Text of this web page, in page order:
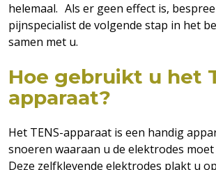
helemaal. Als er geen effect is,
pijnspecialist de volgende stap in het
samen met u.
Hoe gebruikt u het
apparaat?
Het TENS-apparaat is een handig
snoeren waaraan u de elektrodes moet
Deze zelfklevende elektrodes plakt u